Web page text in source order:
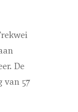
De
van 57